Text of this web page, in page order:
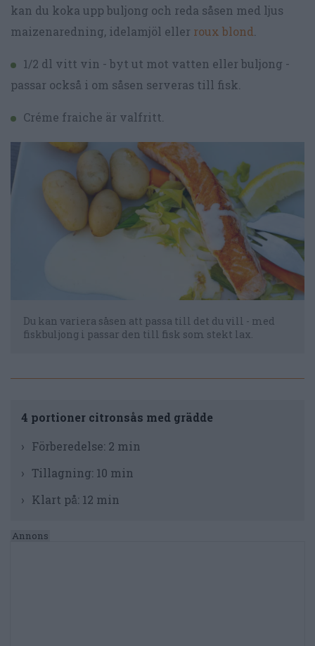
kan du koka upp buljong och reda såsen med ljus
maizenaredning, idelamjöl eller roux blond
1/2 dl vitt vin - byt ut mot vatten eller buljong -
passar också i om såsen serveras till fisk.
Créme fraiche är valfritt.
Du kan variera såsen att passa till det du vill - med
fiskbuljong i passar den till fisk som stekt lax.
4 portioner citronsås med grädde
Förberedelse: 2 min
Tillagning: 10 min
Klart på: 12 min